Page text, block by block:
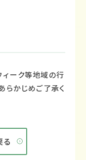
ィーク等地域の行
らかじめご了承く
る